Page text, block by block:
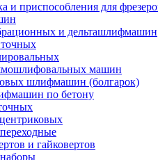
и приспособления для
и дельташлифмашин
машин
шлифмашин (болгарок)
по бетону
и гайковертов